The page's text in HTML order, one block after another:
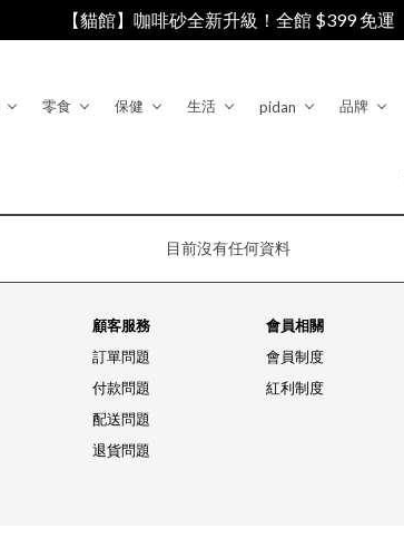
【貓館】咖啡砂全新升級！全館 $399 免運
零食 保健 生活 pidan 品牌
目前沒有任何資料
顧客服務
訂單問題
付款問題
配送問題
退貨問題
會員相關
會員制度
紅利制度